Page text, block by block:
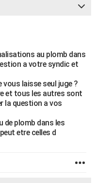
au plomb dans
a votre syndic et
vous laisse seul juge ?
et tous les autres sont
la question a vos
de plomb dans les
etre celles d